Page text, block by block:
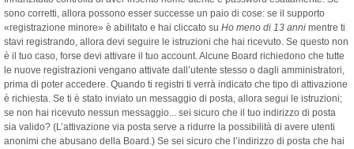
sono corretti, allora possono esser successe un paio di cose: se il supporto
«registrazione minore» è abilitato e hai cliccato su Ho meno di 13 anni mentre ti
stavi registrando, allora devi seguire le istruzioni che hai ricevuto. Se questo non
è il tuo caso, forse devi attivare il tuo account. Alcune Board richiedono che tutte
le nuove registrazioni vengano attivate dall’utente stesso o dagli amministratori,
prima di poter accedere. Quando ti registri ti verrà indicato che tipo di attivazione
è richiesta. Se ti è stato inviato un messaggio di posta, allora segui le istruzioni;
se non hai ricevuto nessun messaggio... sei sicuro che il tuo indirizzo di posta
sia valido? (L’attivazione via posta serve a ridurre la possibilità di avere utenti
anonimi che abusano della Board.) Se sei sicuro che l’indirizzo di posta che hai